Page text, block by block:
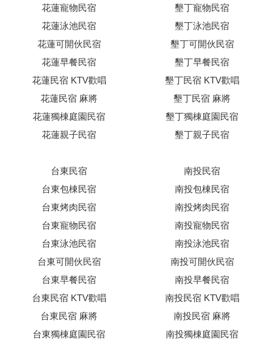
花蓮寵物民宿
花蓮泳池民宿
花蓮可開伙民宿
花蓮早餐民宿
花蓮民宿 KTV歡唱
花蓮民宿 麻將
花蓮獨棟庭園民宿
花蓮親子民宿
墾丁寵物民宿
墾丁泳池民宿
墾丁可開伙民宿
墾丁早餐民宿
墾丁民宿 KTV歡唱
墾丁民宿 麻將
墾丁獨棟庭園民宿
墾丁親子民宿
台東民宿
台東包棟民宿
台東烤肉民宿
台東寵物民宿
台東泳池民宿
台東可開伙民宿
台東早餐民宿
台東民宿 KTV歡唱
台東民宿 麻將
台東獨棟庭園民宿
南投民宿
南投包棟民宿
南投烤肉民宿
南投寵物民宿
南投泳池民宿
南投可開伙民宿
南投早餐民宿
南投民宿 KTV歡唱
南投民宿 麻將
南投獨棟庭園民宿